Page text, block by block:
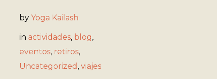
by Yoga Kailash
in actividades, blog,
eventos, retiros,
Uncategorized , viajes